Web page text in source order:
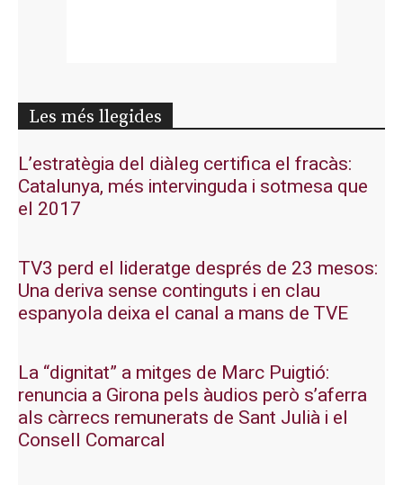
Les més llegides
L’estratègia del diàleg certifica el fracàs:
Catalunya, més intervinguda i sotmesa que
el 2017
TV3 perd el lideratge després de 23 mesos:
Una deriva sense continguts i en clau
espanyola deixa el canal a mans de TVE
La “dignitat” a mitges de Marc Puigtió:
renuncia a Girona pels àudios però s’aferra
als càrrecs remunerats de Sant Julià i el
Consell Comarcal